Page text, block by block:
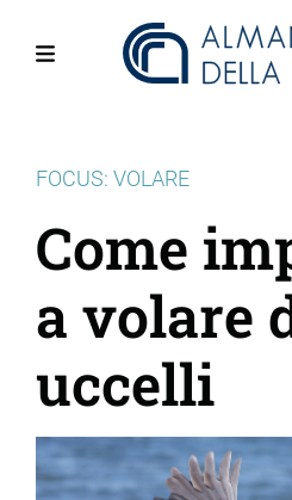
FOCUS: VOLARE
Come
a volare
uccelli